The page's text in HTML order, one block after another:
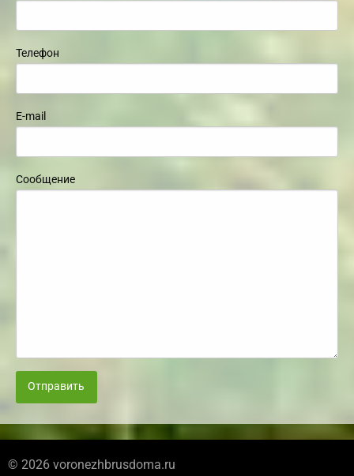
Телефон
E-mail
Сообщение
Отправить
© 2026 voronezhbrusdoma.ru